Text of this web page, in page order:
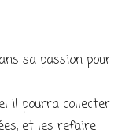
sa passion pour
il pourra collecter
et les refaire